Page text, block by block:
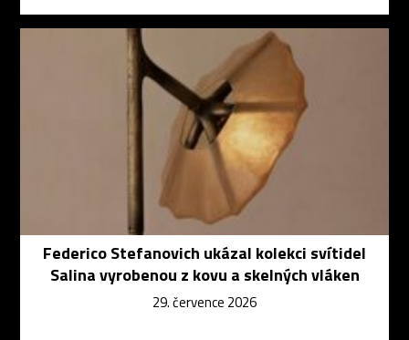
Federico Stefanovich ukázal kolekci svítidel
Salina vyrobenou z kovu a skelných vláken
29. července 2026